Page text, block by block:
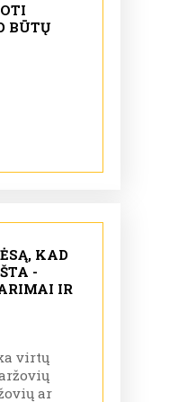
BŪTŲ
KAD
-
IR
virtų
ar